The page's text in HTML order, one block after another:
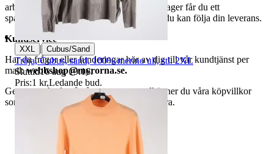
arbetsdagar. När din vara har lämnat vårt lager får du ett
spårningsnummer av DSV inom kort där du kan följa din leverans.
Kundservice
Har du frågor eller funderingar hör av dig till vår kundtjänst per
mail:webbshop@myrorna.se.
Genom att buda på våra annonser godkänner du våra köpvillkor
som du hittar på vår infosida här på Tradera.
XXL | Cubus/Sand
Tröja, Cubus, sand, 100% merino ull, stl. 2XL
Sluttid16 aug 19:16.
Pris:1 kr,Ledande bud.